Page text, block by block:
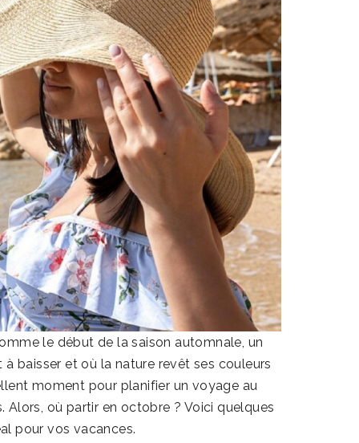
le début de la saison automnale, un
baisser et où la nature revêt ses couleurs
moment pour planifier un voyage au
Alors, où partir en octobre ? Voici quelques
pour vos vacances.